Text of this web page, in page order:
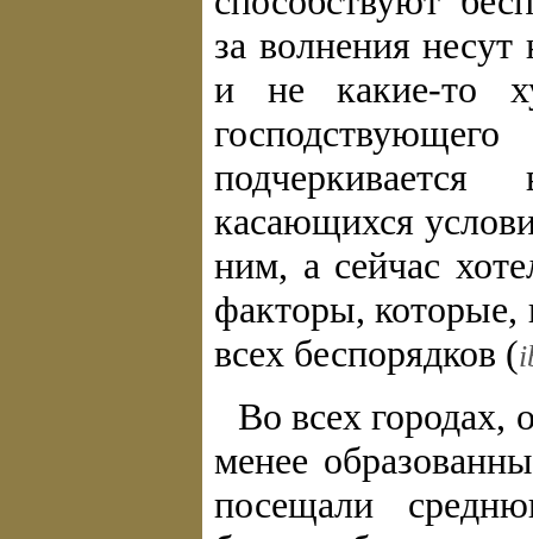
за волнения
и не какие-то
касающихся
ним, а сейчас
факторы,
всех беспорядков (
Во всех городах,
менее
посещали